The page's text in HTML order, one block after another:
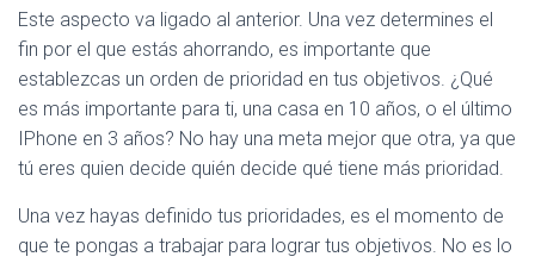
Este aspecto va ligado al anterior. Una vez determines el
fin por el que estás ahorrando, es importante que
establezcas un orden de prioridad en tus objetivos. ¿Qué
es más importante para ti, una casa en 10 años, o el último
IPhone en 3 años? No hay una meta mejor que otra, ya que
tú eres quien decide quién decide qué tiene más prioridad.
Una vez hayas definido tus prioridades, es el momento de
que te pongas a trabajar para lograr tus objetivos. No es lo